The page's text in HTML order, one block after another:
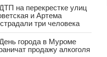
на перекрестке улиц
и Артема
три человека
города в Муроме
продажу алкоголя